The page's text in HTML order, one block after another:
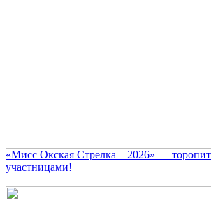
«Мисс Окская Стрелка – 2026» —
участницами!